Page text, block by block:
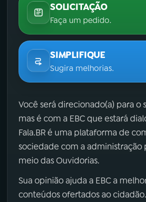
SOLICITAÇÃO
Faça um pedido.
SIMPLIFIQUE
Sugira melhorias.
Você será direcionado(a) para o
mas é com a EBC que estará
Fala.BR é uma plataforma de
sociedade com a administração
meio das Ouvidorias.
Sua opinião ajuda a EBC a
conteúdos ofertados ao